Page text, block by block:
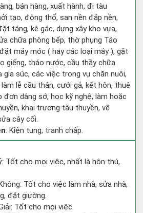
bán hàng, xuất hành, đi tàu
tạo, động thổ, san nền đắp nền,
táng, kê gác, dựng xây kho vựa,
chữa phòng bếp, thờ phụng Táo
máy móc ( hay các loại máy ), gặt
giếng, tháo nước, cầu thầy chữa
gia súc, các việc trong vụ chăn nuôi,
lễ cầu thân, cưới gả, kết hôn, thuê
đơn dâng sớ, học kỹ nghệ, làm hoặc
khai trương tàu thuyền, vẽ
cây cối.
: Kiện tụng, tranh chấp.
Tốt cho mọi việc, nhất là hôn thú,
Tốt cho việc làm nhà, sửa nhà,
đặt giường.
Tốt cho mọi việc.